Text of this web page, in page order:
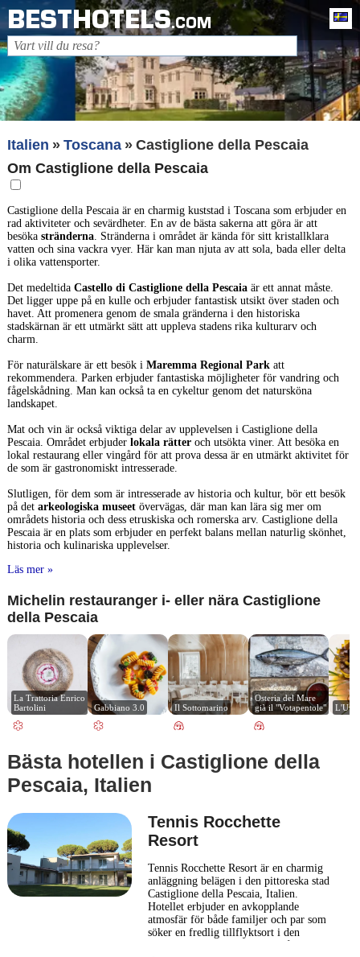
BESTHOTELS.COM
Italien Toscana
Castiglione della Pescaia
Om Castiglione della Pescaia
Castiglione della Pescaia är en charmig kuststad i Toscana som erbjuder en
rad aktiviteter och sevärdheter. En av de bästa sakerna att göra är att
besöka stränderna. Stränderna i området är kända för sitt kristallklara
vatten och sina vackra vyer. Här kan man njuta av att sola, bada eller delta
i olika vattensporter.
Det medeltida Castello di Castiglione della Pescaiaär ett annat måste.
Det ligger uppe på en kulle och erbjuder fantastisk utsikt över staden och
havet. Att promenera genom de smala gränderna i den historiska
stadskärnan är ett utmärkt sätt att uppleva stadens rika kulturarv och
charm.
För naturälskare är ett besök i Maremma Regional Parkatt
rekommendera. Parken erbjuder fantastiska möjligheter för vandring och
fågelskådning. Man kan också ta en cykeltur genom det natursköna
landskapet.
Mat och vin är också viktiga delar av upplevelsen i Castiglione della
Pescaia. Området erbjuder lokala rätteroch utsökta viner. Att besöka en
lokal restaurang eller vingård för att prova dessa är en utmärkt aktivitet för
de som är gastronomiskt intresserade.
Slutligen, för dem som är intresserade av historia och kultur, bör ett besök
på det arkeologiska museetövervägas, där man kan lära sig mer om
områdets historia och dess etruskiska och romerska arv. Castiglione della
Pescaia är en plats som erbjuder en perfekt balans mellan naturlig skönhet,
historia och kulinariska upplevelser.
Läs mer »
Michelin restauranger i- eller nära Castiglione
della Pescaia
La Trattoria Enrico
Bartolini
Gabbiano 3.0 Il Sottomarino
Osteria del Mare
già il "Votapentole"
L'Uva
Bästa hotellen i Castiglione della
Pescaia, Italien
Tennis Rocchette
Resort
Tennis Rocchette Resort är en charmig
anläggning belägen i den pittoreska stad
Castiglione della Pescaia, Italien.
Hotellet erbjuder en avkopplande
atmosfär för både familjer och par som
söker en fredlig tillflyktsort i den